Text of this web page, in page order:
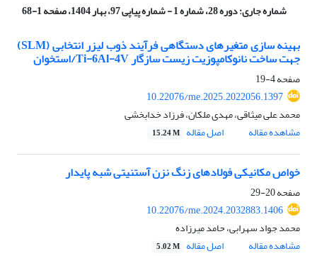
شماره جاری:دوره 28، شماره 1 - شماره پیاپی 97، بهار 1404، صفحه 1-68
بهینه سازی متغیرهای دستگاهی فرآیند ذوب لیزر انتخابی (SLM)
جهت ساخت نانوکامپوزیت زیست سازگار Ti-6Al-4V/استخوان
صفحه4-19
10.22076/me.2025.2022056.1397
محمد علی میثاقی، مهدی ملکان، فرزاد خدابخشی
مشاهده مقاله
اصل مقاله 15.24 M
خواص مکانیکی فولادهای زنگ نزن آستنیتی شبه پایدار
صفحه20-29
10.22076/me.2024.2032883.1406
محمد جواد سهرابی، حامد میرزاده
مشاهده مقاله
اصل مقاله 5.02 M